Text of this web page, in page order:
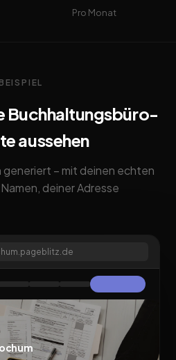
Pro Monat
BEISPIEL
Buchhaltungsbüro-
aussehen
generiert – mit deinen echten
deiner Adresse